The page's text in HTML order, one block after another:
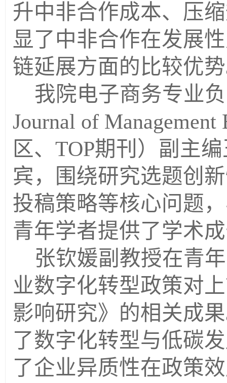
升中非合作成本、压
显了中非合作在发展
链延展方面的比较优
我院电子商务专业
Journal of
区、TOP期刊）副主
宾，围绕研究选题创
投稿策略等核心问题
青年学者提供了学术
张钦媛副教授在青
业数字化转型政策对
影响研究》的相关成
了数字化转型与低碳
了企业异质性在政策